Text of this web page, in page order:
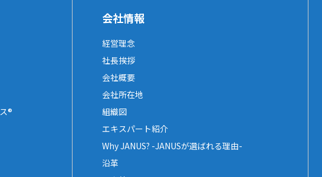
®
会社情報
経営理念
社長挨拶
会社概要
会社所在地
組織図
エキスパート紹介
Why JANUS? -JANUSが選ばれる理由-
沿革